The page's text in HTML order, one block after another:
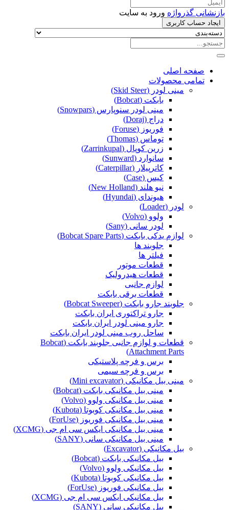
بازنشانی گذرواژه ورود به سایت
ایجاد حساب کاربری
صفحه اصلی
تمامی محصولات
مینی لودر (Skid Steer)
بابکت (Bobcat)
مینی لودر سنوپارس (Snowpars)
دراج (Doraj)
فوریوز (Foruse)
توماس (Thomas)
زرین کوپال (Zarrinkupal)
سانوارد (Sunward)
کاترپیلار (Caterpillar)
کیس (Case)
نیو هلند (New Holland)
هیوندای (Hyundai)
لودر (Loader)
ولوو (Volvo)
لودر سانی (Sany)
لوازم یدکی بابکت (Bobcat Spare Parts)
جلوبند ها
فیلتر ها
قطعات موتور
قطعات هیدرولیک
لوازم جانبی
قطعات برقی بابکت
جلوبند جارو بابکت (Bobcat Sweeper)
جارو تراکتوری ایران بابکت
جارو مینی لودر ایران بابکت
ساحل روب مینی لودر ایران بابکت
قطعات و لوازم جانبی جلوبند بابکت (Bobcat
Attachment Parts)
برس و فرچه پلاستیکی
برس و فرچه سیمی
مینی بیل مکانیکی (Mini excavator)
مینی بیل مکانیکی بابکت (Bobcat)
مینی بیل مکانیکی ولوو (Volvo)
مینی بیل مکانیکی کوبوتا (Kubota)
مینی بیل مکانیکی فوریوز (ForUse)
مینی بیل مکانیکی ایکس سی ام جی (XCMG)
مینی بیل مکانیکی سانی (SANY)
بیل مکانیکی (Excavator)
بیل مکانیکی بابکت (Bobcat)
بیل مکانیکی ولوو (Volvo)
بیل مکانیکی کوبوتا (Kubota)
بیل مکانیکی فوریوز (ForUse)
بیل مکانیکی ایکس سی ام جی (XCMG)
بیل مکانیکی سانی (SANY)